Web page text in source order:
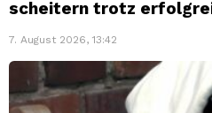
scheitern trotz
7. August 2026, 13:42